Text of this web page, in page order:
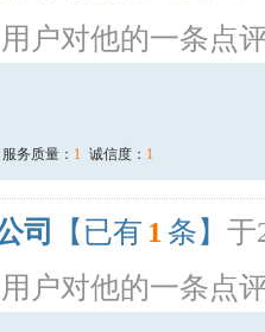
用户对他的一条点
服务质量： 1 诚信度： 1
司 【已有 1 条】 于
用户对他的一条点